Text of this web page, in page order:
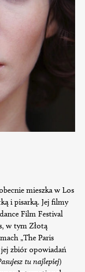
mieszka w Los
i pisarką. Jej filmy
Film Festival
w tym Złotą
„The Paris
jej zbiór opowiadań
tu najlepiej)